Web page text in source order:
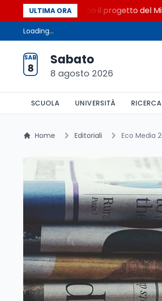
ULTIMA ORA
a Lerici con il progetto del Mim
Loading...
SAB
8
Sabato
8 agosto 2026
SCUOLA UNIVERSITÀ RICERCA
Home Editoriali